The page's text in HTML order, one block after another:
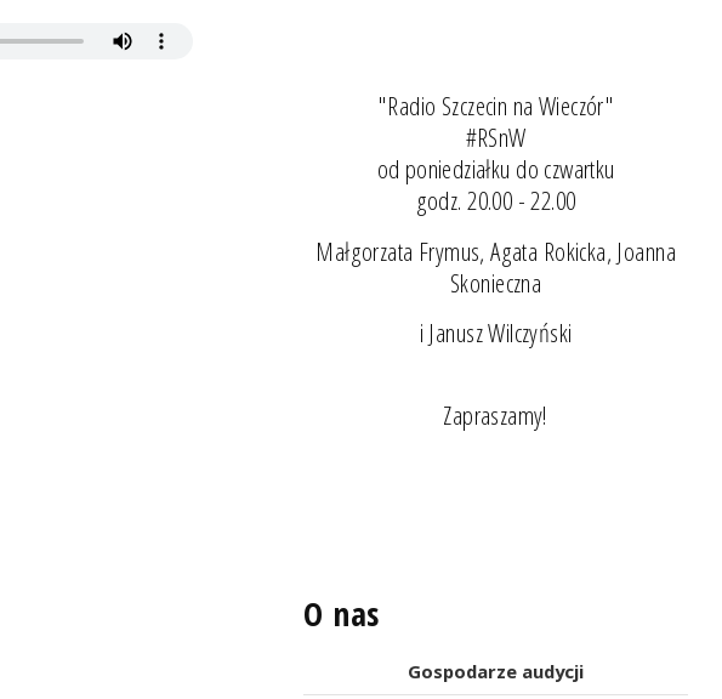
"Radio Szczecin na Wieczór"
#RSnW
od poniedziałku do czwartku
godz. 20.00 - 22.00
Małgorzata Frymus, Agata Rokicka, Joanna
Skonieczna
i Janusz Wilczyński
Zapraszamy!
O nas
Gospodarze audycji